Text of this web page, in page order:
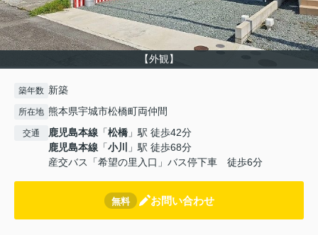
【外観】
築年数 新築
所在地 熊本県宇城市松橋町両仲間
交通 鹿児島本線 「松橋 」駅 徒歩42分
鹿児島本線 「小川
」駅 徒歩68分
産交バス「希望の里入口」バス停下車 徒歩6分
無料 お問い合わせ